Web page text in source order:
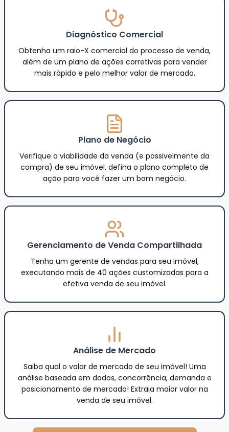
Diagnóstico Comercial
Obtenha um raio-X comercial do processo de venda,
além de um plano de ações corretivas para vender
mais rápido e pelo melhor valor de mercado.
Plano de Negócio
Verifique a viabilidade da venda (e possivelmente da
compra) de seu imóvel, defina o plano completo de
ação para você fazer um bom negócio.
Gerenciamento de Venda Compartilhada
Tenha um gerente de vendas para seu imóvel,
executando mais de 40 ações customizadas para a
efetiva venda de seu imóvel.
Análise de Mercado
Saiba qual o valor de mercado de seu imóvel! Uma
análise baseada em dados, concorrência, demanda e
posicionamento de mercado! Extraia maior valor na
venda de seu imóvel.